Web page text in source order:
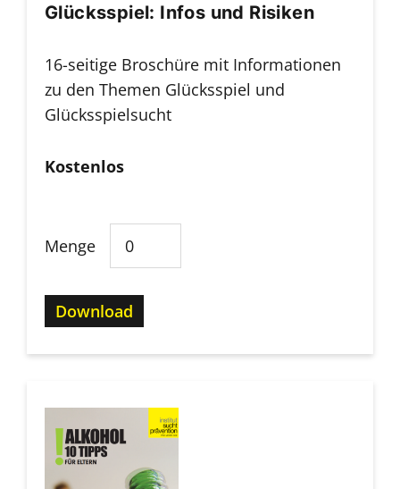
Glücksspiel: Infos und Risiken
16-seitige Broschüre mit Informationen
zu den Themen Glücksspiel und
Glücksspielsucht
Kostenlos
Menge
Download